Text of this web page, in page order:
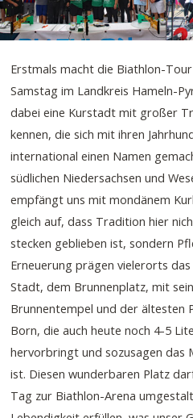
Erstmals macht die Biathlon-
Samstag im Landkreis Hameln-
dabei eine Kurstadt mit großer
kennen, die sich mit ihren
international einen Namen
südlichen Niedersachsen und
empfängt uns mit mondänem
gleich auf, dass Tradition hier
stecken geblieben ist, sondern
Erneuerung prägen vielerorts
Stadt, dem Brunnenplatz, mit
Brunnentempel und der ältesten
Born, die auch heute noch 4-5
hervorbringt und sozusagen das
ist. Diesen wunderbaren Platz
Tag zur Biathlon-Arena